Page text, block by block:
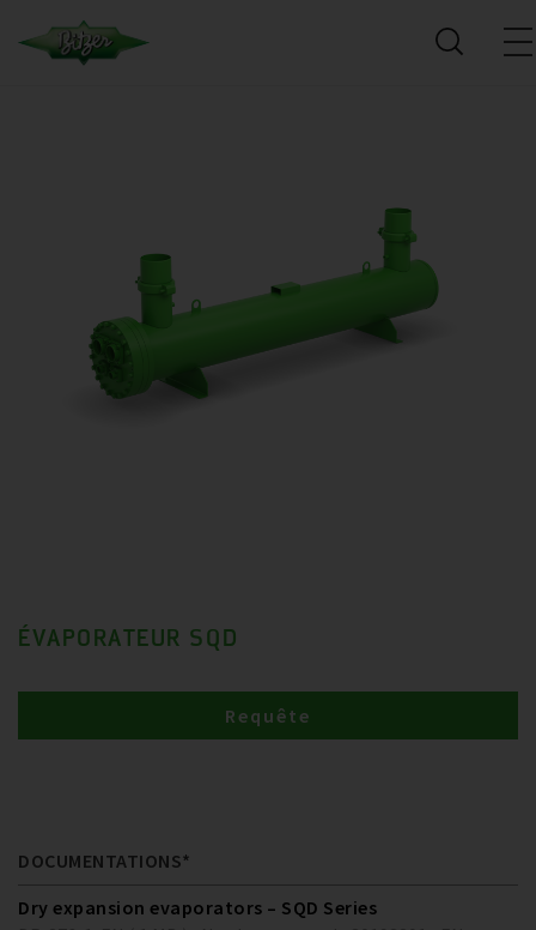
ÉVAPORATEUR SQD
Requête
DOCUMENTATIONS*
Dry expansion evaporators – SQD Series